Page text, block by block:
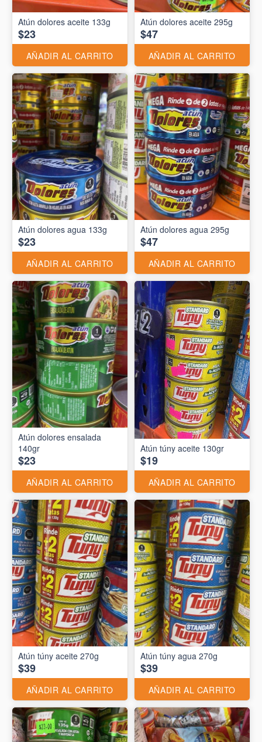
Atún dolores aceite 133g
$23
AÑADIR AL CARRITO
Atún dolores aceite 295g
$47
AÑADIR AL CARRITO
Atún dolores agua 133g
$23
AÑADIR AL CARRITO
Atún dolores agua 295g
$47
AÑADIR AL CARRITO
Atún dolores ensalada
140gr
$23
AÑADIR AL CARRITO
Atún túny aceite 130gr
$19
AÑADIR AL CARRITO
Atún túny aceite 270g
$39
AÑADIR AL CARRITO
Atún túny agua 270g
$39
AÑADIR AL CARRITO